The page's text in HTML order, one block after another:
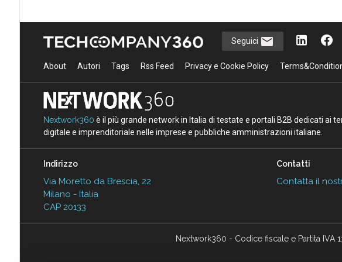
Seguici
About Autori Tags Rss Feed Privacy e Cookie Policy
Nextwork360 è il più grande network in Italia di testate e portali B2B dedicati ai
digitale e imprenditoriale nelle imprese e pubbliche amministrazioni italiane.
Indirizzo
Via Moretto da Brescia, 22
Milano - Italia
CAP 20133
Contatti
Contatta il
Nextwork360 - Codice fiscale e Partita IVA